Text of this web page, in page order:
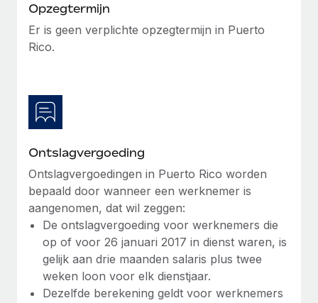
Secundaire arbeidsvoorwaarden
Eenvoudig secundaire arbeidsvoorwaarden
beheren
Productupdates van Remote: Gusto- en Xero-
te helpen bij het aannemen, beheren en...
Hoe Phiture 55 werknemers in 19 landen
beheert met Remote
Phiture, een toonaangevende leider in de wereldwijde
mobiele groeiadviessector, zet zich sinds 2016...
Meer informatie
Opzegtermijn
Er is geen verplichte opzegtermijn in Puerto
Rico.
Ontslagvergoeding
Ontslagvergoedingen in Puerto Rico worden
bepaald door wanneer een werknemer is
aangenomen, dat wil zeggen:
De ontslagvergoeding voor werknemers die
op of voor 26 januari 2017 in dienst waren, is
gelijk aan drie maanden salaris plus twee
weken loon voor elk dienstjaar.
Dezelfde berekening geldt voor werknemers